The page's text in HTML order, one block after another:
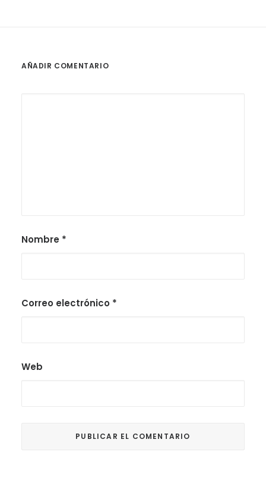
AÑADIR COMENTARIO
Nombre *
Correo electrónico *
Web